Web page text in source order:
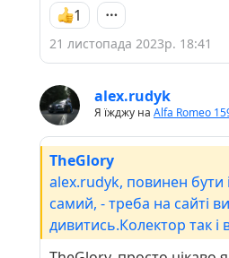
1
21 листопада 2023р. 18:41
alex.rudyk
Я їжджу на Alfa Romeo
TheGlory
alex.rudyk, повинен бути
самий, - треба на сайті
дивитись.Колектор так і